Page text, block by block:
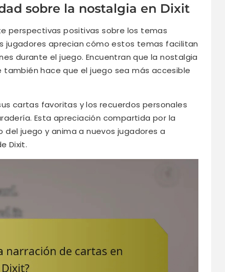
sobre la nostalgia en Dixit
perspectivas positivas sobre los temas
jugadores aprecian cómo estos temas facilitan
durante el juego. Encuentran que la nostalgia
también hace que el juego sea más accesible
cartas favoritas y los recuerdos personales
Esta apreciación compartida por la
juego y anima a nuevos jugadores a
Dixit.